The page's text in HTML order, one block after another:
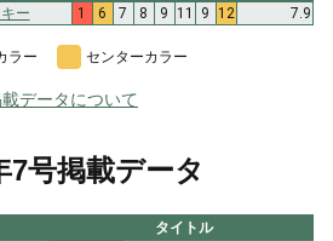
ー 1 6 7 8 9 11 9 12 7.9
ラー センターカラー
データについて
7号掲載データ
タイトル